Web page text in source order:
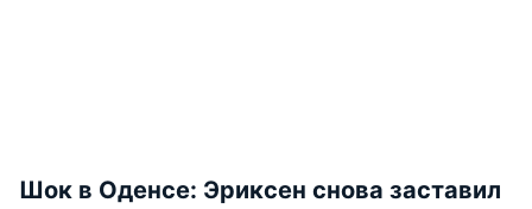
Шок в Оденсе: Эриксен снова заставил